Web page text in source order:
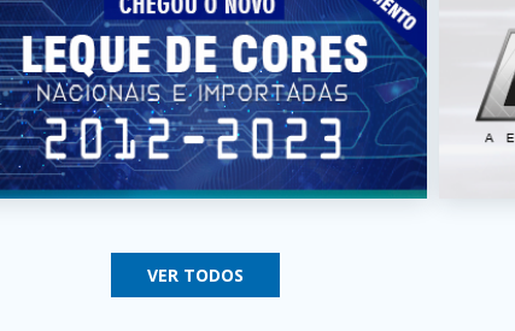
VER TODOS